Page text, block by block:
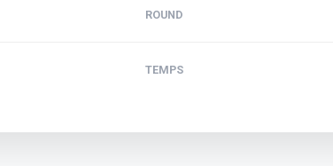
ROUND
TEMPS